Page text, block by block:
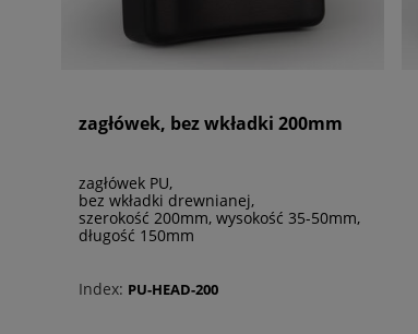
zagłówek, bez wkładki 200mm
zagłówek PU,
bez wkładki drewnianej,
szerokość 200mm, wysokość 35-50mm,
długość 150mm
Index: PU-HEAD-200